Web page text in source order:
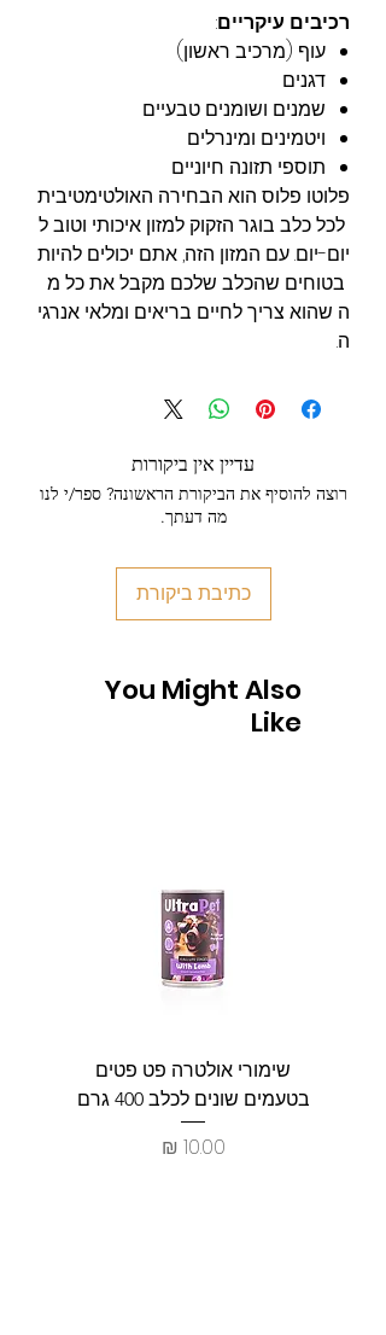
רכיבים עיקריים:
עוף (מרכיב ראשון)
דגנים
שמנים ושומנים טבעיים
ויטמינים ומינרלים
תוספי תזונה חיוניים
פלוטו פלוס הוא הבחירה האולטימטיבית
לכל כלב בוגר הזקוק למזון איכותי וטוב ל
יום-יום. עם המזון הזה, אתם יכולים להיות
בטוחים שהכלב שלכם מקבל את כל מ
ה שהוא צריך לחיים בריאים ומלאי אנרגי
ה.
עדיין אין ביקורות
רוצה להוסיף את הביקורת הראשונה? ספר/י לנו
מה דעתך.
כתיבת ביקורת
You Might Also
Like
שימורי אולטרה פט פטים
בטעמים שונים לכלב 400 גרם
מחיר